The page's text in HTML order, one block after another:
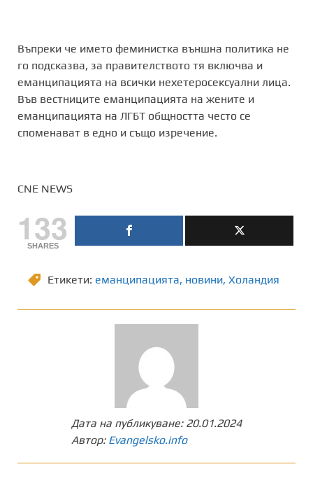
Въпреки че името феминистка външна политика не
го подсказва, за правителството тя включва и
еманципацията на всички нехетеросексуални лица.
Във вестниците еманципацията на жените и
еманципацията на ЛГБТ общността често се
споменават в едно и също изречение.
CNE NEWS
133
SHARES
Етикети: еманципацията, новини, Холандия
Дата на публикуване: 20.01.2024
Автор: Evangelsko.info